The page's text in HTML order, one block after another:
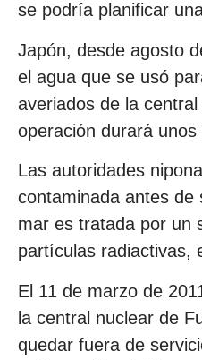
se podría planificar
Japón, desde agosto
el agua que se usó
averiados de la
operación durará unos
Las autoridades
contaminada antes de
mar es tratada por un
partículas radiactivas,
El 11 de marzo de
la central nuclear de
quedar fuera de